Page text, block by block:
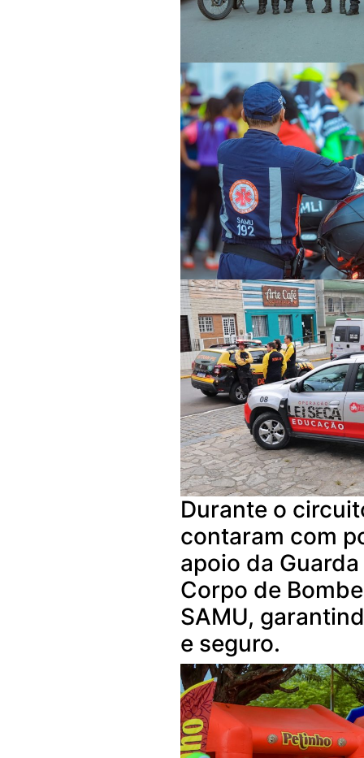
Durante o
contaram com
apoio da
Corpo de
SAMU,
e seguro.